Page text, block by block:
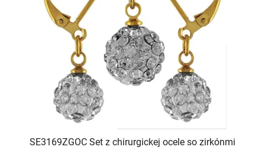
SE3169ZGOC Set z chirurgickej ocele so zirkónmi